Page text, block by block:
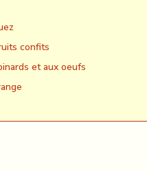
confits
et aux oeufs